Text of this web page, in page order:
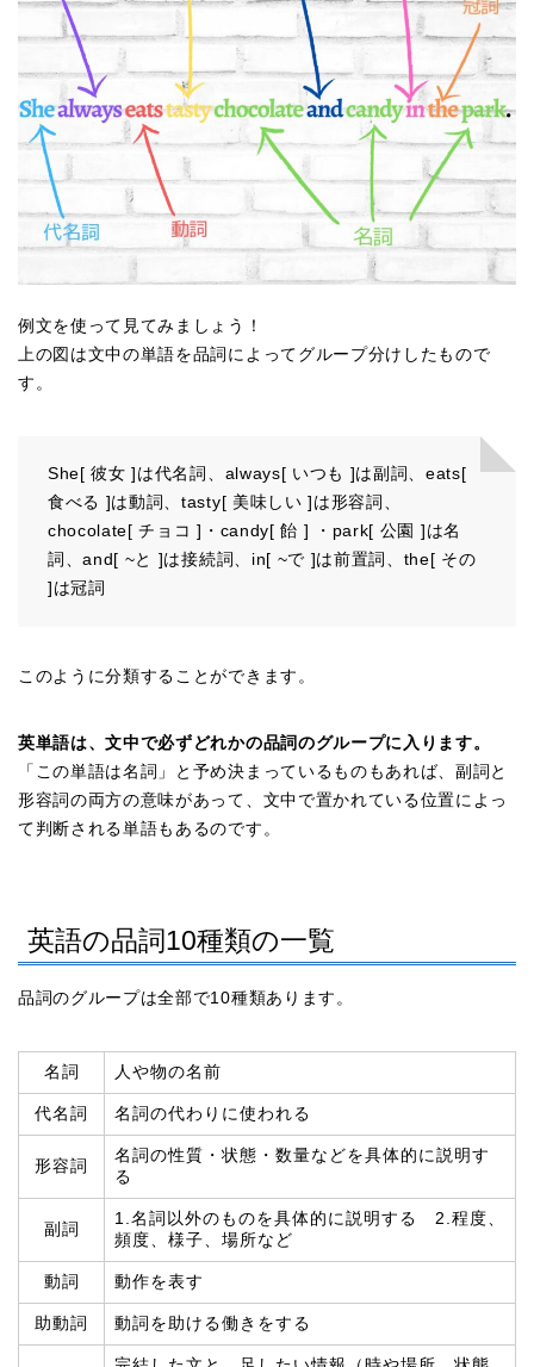
例文を使って見てみましょう！
上の図は文中の単語を品詞によってグループ分けしたもので
す。
She[ 彼女 ]は代名詞、always[ いつも ]は副詞、eats[
食べる ]は動詞、tasty[ 美味しい ]は形容詞、
chocolate[ チョコ ]・candy[ 飴 ] ・park[ 公園 ]は名
詞、and[ ~と ]は接続詞、in[ ~で ]は前置詞、the[ その
]は冠詞
このように分類することができます。
英単語は、文中で必ずどれかの品詞のグループに入ります。
「この単語は名詞」と予め決まっているものもあれば、副詞と
形容詞の両方の意味があって、文中で置かれている位置によっ
て判断される単語もあるのです。
英語の品詞10種類の一覧
品詞のグループは全部で10種類あります。
名詞 人や物の名前
代名詞 名詞の代わりに使われる
形容詞
名詞の性質・状態・数量などを具体的に説明す
る
副詞
1.名詞以外のものを具体的に説明する 2.程度、
頻度、様子、場所など
動詞 動作を表す
助動詞 動詞を助ける働きをする